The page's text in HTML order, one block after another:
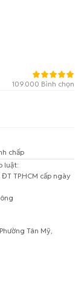
109.000 Bình chọn
chấp
luật:
TP.HCM cấp ngày
Tân Mỹ,